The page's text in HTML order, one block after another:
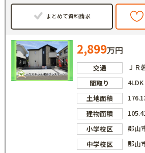
まとめて資料請求
2,899万円
交通
ＪＲ
間取り
4LDK
土地面積
建物面積
小学校区
郡山
中学校区
郡山